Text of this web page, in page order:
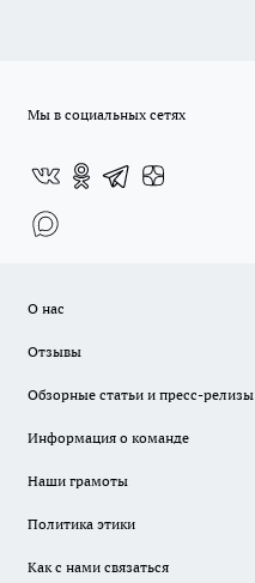
Мы в социальных сетях
О нас
Отзывы
Обзорные статьи и пресс-релизы
Информация о команде
Наши грамоты
Политика этики
Как с нами связаться